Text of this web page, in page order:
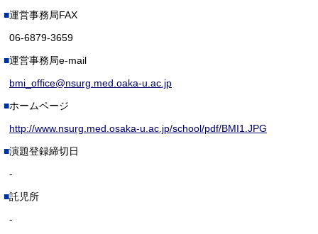
運営事務局FAX
06-6879-3659
運営事務局e-mail
bmi_office@nsurg.med.oaka-u.ac.jp
ホームページ
http://www.nsurg.med.osaka-u.ac.jp/school/pdf/BMI1.JPG
演題登録締切日
-
託児所
-